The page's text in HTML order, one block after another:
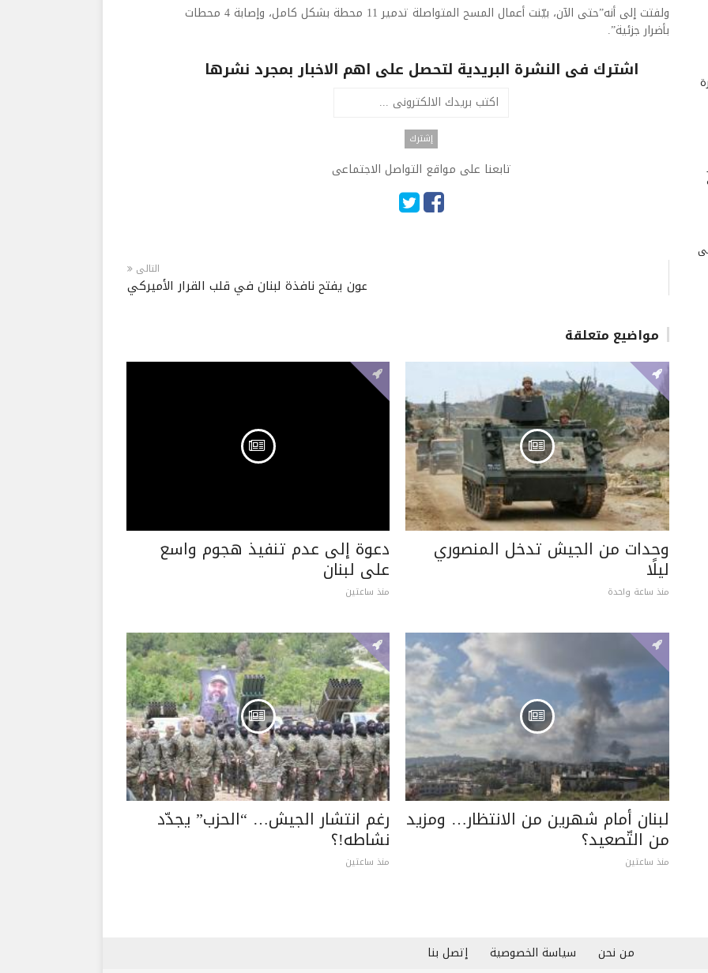
ولفتت إلى أنه”حتى الآن، بيّنت أعمال المسح المتواصلة تدمير 11 محطة بشكل كامل، وإصابة 4 محطات
بأضرار جزئية”.
اشترك فى النشرة البريدية لتحصل على اهم الاخبار بمجرد نشرها
تابعنا على مواقع التواصل الاجتماعى
التالى
عون يفتح نافذة لبنان في قلب القرار الأميركي
مواضيع متعلقة
وحدات من الجيش تدخل المنصوري
ليلًا
منذ ساعة واحدة
دعوة إلى عدم تنفيذ هجوم واسع
على لبنان
منذ ساعتين
لبنان أمام شهرين من الانتظار… ومزيد
من التّصعيد؟
منذ ساعتين
رغم انتشار الجيش… “الحزب” يجدّد
نشاطه!؟
منذ ساعتين
من نحن سياسة الخصوصية إتصل بنا